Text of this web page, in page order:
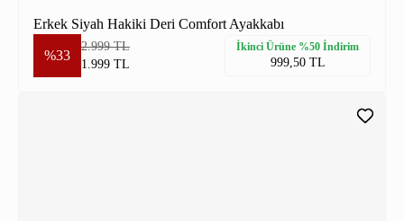
Erkek Siyah Hakiki Deri Comfort Ayakkabı
%33
2.999 TL
1.999 TL
İkinci Ürüne %50 İndirim
999,50 TL